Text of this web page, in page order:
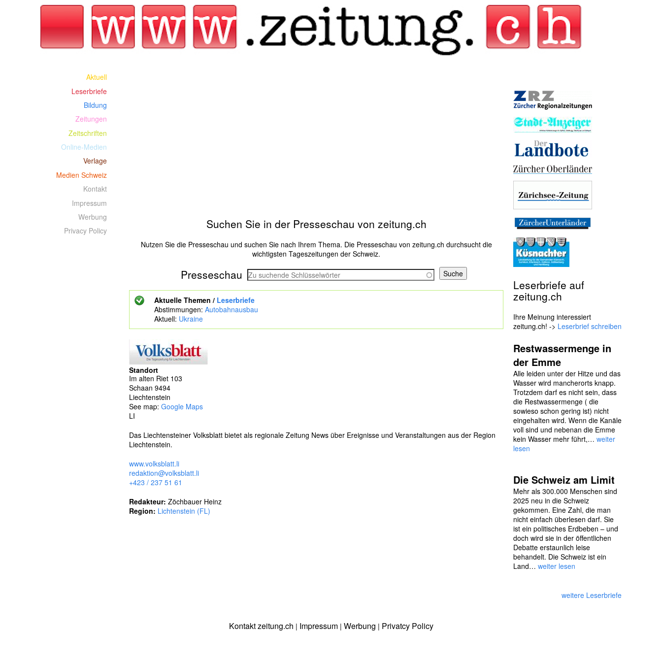
Jump to navigation
Suchen Sie in der Presseschau von zeitung.ch
Nutzen Sie die Presseschau und suchen Sie nach Ihrem Thema. Die Presseschau von zeitung.ch durchsucht die
wichtigsten Tageszeitungen der Schweiz.
Presseschau
s
e
S
c
h
l
ü
s
e
l
ö
r
t
r
Aktuelle Themen / Leserbriefe
Abstimmungen: Autobahnausbau
Aktuell: Ukraine
Standort
Im alten Riet 103
Schaan 9494
Liechtenstein
See map: Google Maps
LI
Das Liechtensteiner Volksblatt bietet als regionale Zeitung News über Ereignisse und Veranstaltungen aus der Region
Liechtenstein.
www.volksblatt.li
redaktion@volksblatt.li
+423 / 237 51 61
Redakteur: Zöchbauer Heinz
Region: Lichtenstein (FL)
Aktuell
Leserbriefe
Bildung
Zeitungen
Zeitschriften
Online-Medien
Verlage
Medien Schweiz
Kontakt
Impressum
Werbung
Privacy Policy
Leserbriefe auf
zeitung.ch
Ihre Meinung interessiert
zeitung.ch! -> Leserbrief schreiben
Restwassermenge in
der Emme
Alle leiden unter der Hitze und das
Wasser wird mancherorts knapp.
Trotzdem darf es nicht sein, dass
die Restwassermenge ( die
sowieso schon gering ist) nicht
eingehalten wird. Wenn die Kanäle
voll sind und nebenan die Emme
kein Wasser mehr führt,… weiter
lesen
Die Schweiz am Limit
Mehr als 300.000 Menschen sind
2025 neu in die Schweiz
gekommen. Eine Zahl, die man
nicht einfach überlesen darf. Sie
ist ein politisches Erdbeben – und
doch wird sie in der öffentlichen
Debatte erstaunlich leise
behandelt. Die Schweiz ist ein
Land… weiter lesen
weitere Leserbriefe
Kontakt zeitung.ch | Impressum| Werbung | Privatcy Policy